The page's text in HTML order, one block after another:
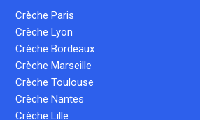
Crèche Paris
Crèche Lyon
Crèche Bordeaux
Crèche Marseille
Crèche Toulouse
Crèche Nantes
Crèche Lille